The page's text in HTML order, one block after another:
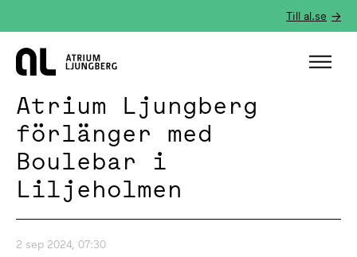
Till al.se
Hem
Atrium Ljungberg
förlänger med
Boulebar i
Liljeholmen
2 sep 2024, 07:30